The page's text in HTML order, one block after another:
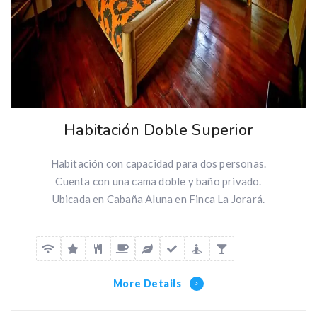
Habitación Doble Superior
Habitación con capacidad para dos personas.
Cuenta con una cama doble y baño privado.
Ubicada en Cabaña Aluna en Finca La Jorará.
More Details